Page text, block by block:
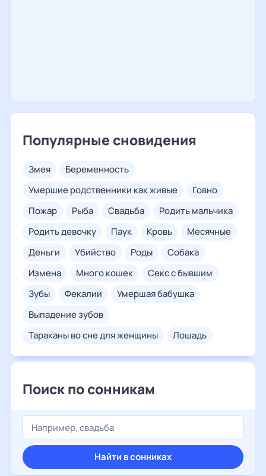
Популярные сновидения
змея
беременность
умершие родственники как живые
говно
пожар
рыба свадьба
родить мальчика
родить девочку
паук кровь
месячные
деньги
убийство роды
собака
измена
много кошек
секс с бывшим
зубы
фекалии
умершая бабушка
выпадение зубов
тараканы во сне для женщины
лошадь
Поиск по сонникам
Найти в сонниках